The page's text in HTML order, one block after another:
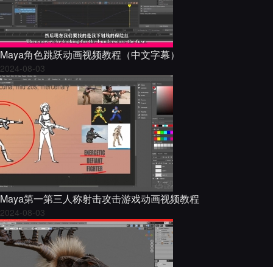
Maya角色跳跃动画视频教程（中文字幕）
2024-08-03
Maya第一第三人称射击攻击游戏动画视频教程
2024-08-03